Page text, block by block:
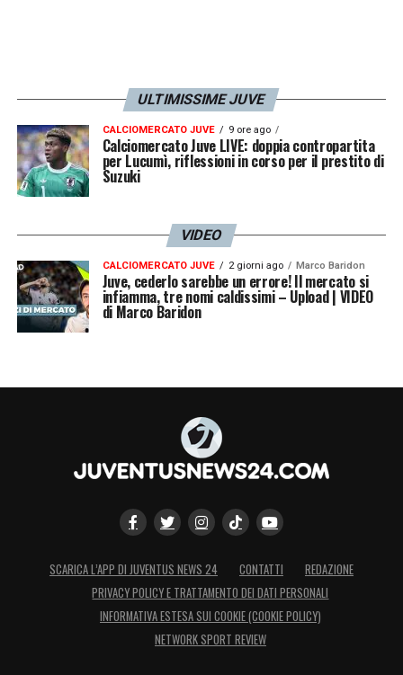
ULTIMISSIME JUVE
CALCIOMERCATO JUVE 9 ore ago
Calciomercato Juve LIVE: doppia contropartita
per Lucumì, riflessioni in corso per il prestito di
Suzuki
VIDEO
CALCIOMERCATO JUVE 2 giorni ago Marco Baridon
Juve, cederlo sarebbe un errore! Il mercato si
infiamma, tre nomi caldissimi – Upload | VIDEO
di Marco Baridon
SCARICA L’APP DI JUVENTUS NEWS 24 CONTATTI
REDAZIONE
PRIVACY POLICY E TRATTAMENTO DEI DATI PERSONALI
INFORMATIVA ESTESA SUI COOKIE (COOKIE POLICY)
NETWORK SPORT REVIEW